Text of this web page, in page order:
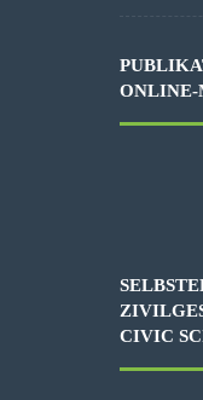
ONLINE-
CIVIC